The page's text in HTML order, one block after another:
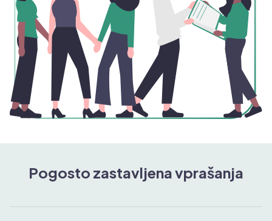
Pogosto zastavljena vprašanja